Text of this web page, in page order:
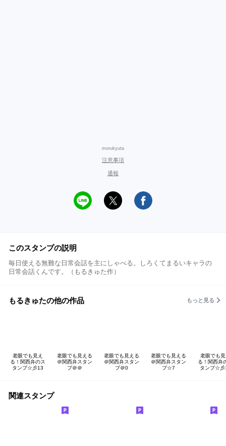
morukyuta
注意事項
通報
このスタンプの説明
毎日使える無難な日常会話を主にしゃべる。しろくてまるいキャラの
日常会話くんです。（もるきゅた作）
もるきゅたの他の作品 もっと見る
老眼でも見え
る！関西弁のス
タンプ☆彡13
老眼でも見える
＠関西弁スタン
プ＠＠
老眼でも見える
＠関西弁スタン
プ＠0
老眼でも見える
＠関西弁スタン
プ☆7
老眼でも
る！関西弁
タンプ☆彡
関連スタンプ